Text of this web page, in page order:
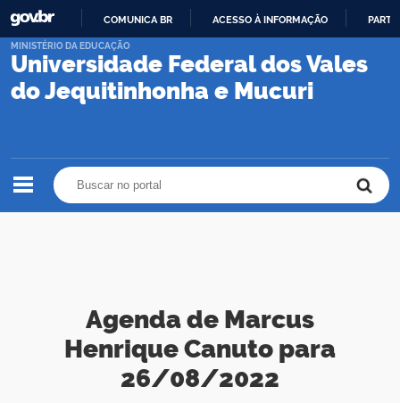
PARA
CONTEÚDO
COMUNICA BR ACESSO À INFORMAÇÃO
Universidade Federal dos Vales
do Jequitinhonha e Mucuri
MINISTÉRIO DA EDUCAÇÃO
Agenda de Marcus
Henrique Canuto para
26/08/2022